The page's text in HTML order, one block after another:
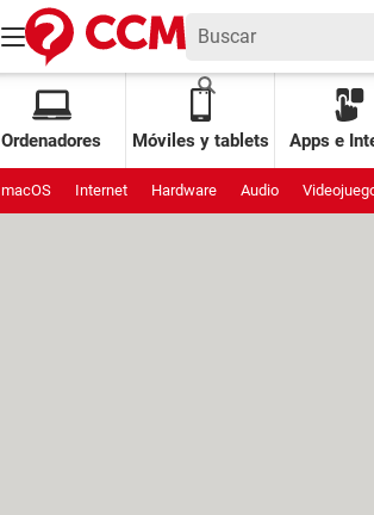
Ordenadores Móviles y tablets Apps e
macOS Internet Hardware Audio